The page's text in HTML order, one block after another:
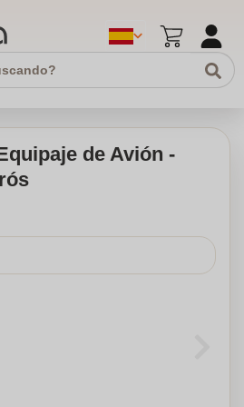
de Avión -